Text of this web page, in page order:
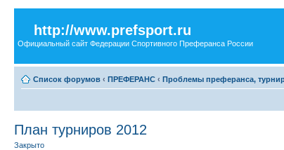
http://www.prefsport.ru
Официальный сайт Федерации Спортивного Преферанса России
Список форумов ‹ ПРЕФЕРАНС ‹ Проблемы преферанса,
План турниров 2012
Закрыто